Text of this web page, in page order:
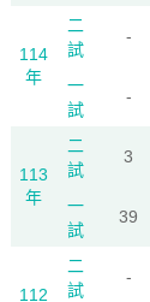
114
年
二
試
-
一
試
-
113
年
二
試
3
一
試
39
112
二
試
-